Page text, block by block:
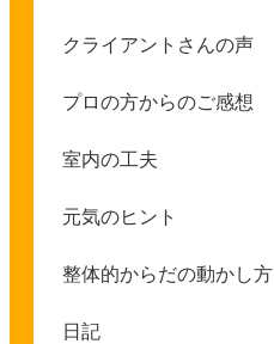
クライアントさんの声
プロの方からのご感想
室内の工夫
元気のヒント
整体的からだの動かし方
日記